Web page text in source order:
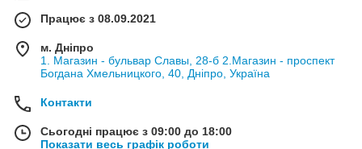
Працює з 08.09.2021
м. Дніпро
1. Магазин - бульвар Славы, 28-б 2.Магазин - проспект
Богдана Хмельницкого, 40, Дніпро, Україна
Контакти
Сьогодні працює з 09:00 до 18:00
Показати весь графік роботи